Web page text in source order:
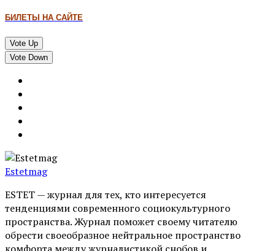
БИЛЕТЫ НА САЙТЕ
Vote Up
Vote Down
Estetmag
ESTET — журнал для тех, кто интересуeтся
тенденциями современного социокультурного
пространства. Журнал поможет своему читателю
обрести своеобразное нейтральное пространство